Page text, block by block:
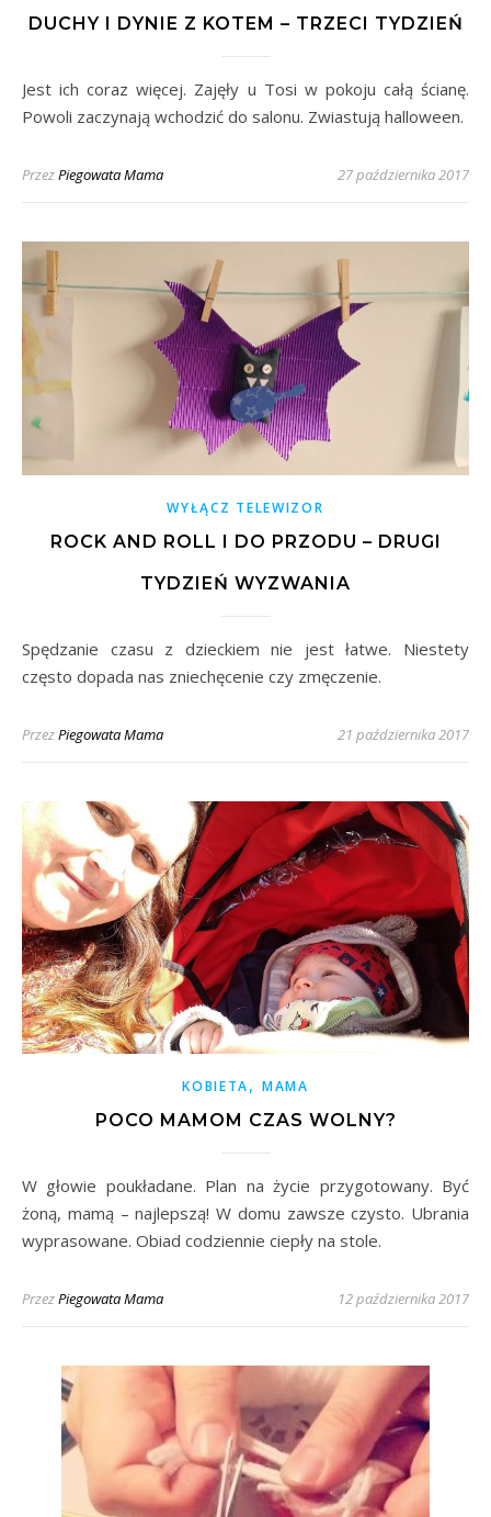
DUCHY I DYNIE Z KOTEM – TRZECI TYDZIEŃ
Jest ich coraz więcej. Zajęły u Tosi w pokoju całą ścianę.
Powoli zaczynają wchodzić do salonu. Zwiastują halloween.
PrzezPiegowata Mama 27 października 2017
WYŁĄCZ TELEWIZOR
ROCK AND ROLL I DO PRZODU – DRUGI
TYDZIEŃ WYZWANIA
Spędzanie czasu z dzieckiem nie jest łatwe. Niestety
często dopada nas zniechęcenie czy zmęczenie.
PrzezPiegowata Mama 21 października 2017
KOBIETA,MAMA
POCO MAMOM CZAS WOLNY?
W głowie poukładane. Plan na życie przygotowany. Być
żoną, mamą – najlepszą! W domu zawsze czysto. Ubrania
wyprasowane. Obiad codziennie ciepły na stole.
PrzezPiegowata Mama 12 października 2017